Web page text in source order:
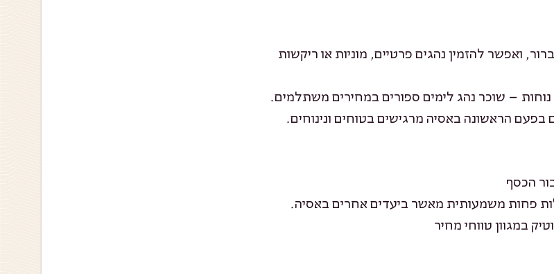
ואפשר להזמין נהגים פרטיים, מוניות או ריקשות
– שוכר נהג לימים ספורים במחירים משתלמים.
בפעם הראשונה באסיה מרגישים בטוחים ונינוחים.
הכסף
פחות משמעותית מאשר ביעדים אחרים באסיה.
במגוון טווחי מחיר